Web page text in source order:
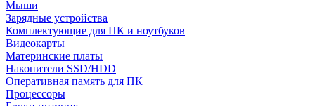
Мыши
Зарядные устройства
Комплектующие для ПК и ноутбуков
Видеокарты
Материнские платы
Накопители SSD/HDD
Оперативная память для ПК
Процессоры